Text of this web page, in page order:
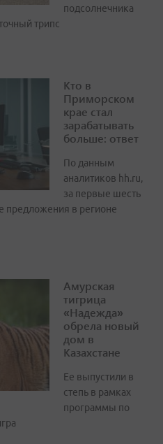
подсолнечника
трипс
Кто в
Приморском
крае стал
зарабатывать
больше: ответ
По данным
аналитиков hh.ru,
за первые шесть
предложения в регионе
Амурская
тигрица
«Надежда»
обрела новый
дом в
Казахстане
Ее выпустили в
степь в рамках
программы по